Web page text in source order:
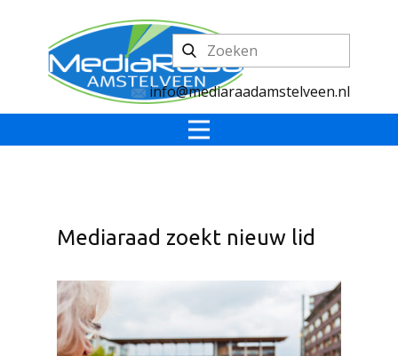
info@mediaraadamstelveen.nl
Mediaraad zoekt nieuw lid